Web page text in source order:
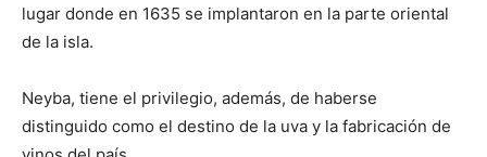
lugar donde en 1635 se implantaron en la parte oriental
de la isla.
Neyba, tiene el privilegio, además, de haberse
distinguido como el destino de la uva y la fabricación de